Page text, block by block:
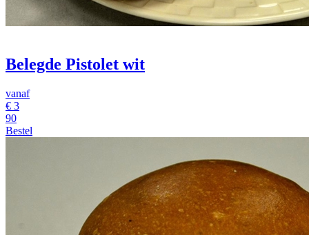
Belegde Pistolet wit
vanaf
€ 3
90
Bestel